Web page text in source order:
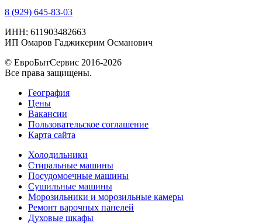
8 (929) 645-83-03
ИНН: 611903482663
ИП Омаров Гаджикерим Османович
© ЕвроБытСервис 2016-2026
Все права защищены.
География
Цены
Вакансии
Пользовательское соглашение
Карта сайта
Холодильники
Стиральные машины
Посудомоечные машины
Сушильные машины
Морозильники и морозильные камеры
Ремонт варочных панелей
Духовые шкафы